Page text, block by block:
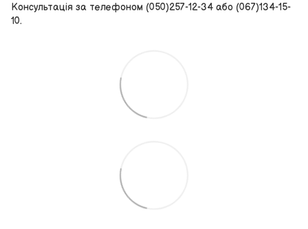
Консультація за телефоном (050)257-12-34 або (067)134-15-
10.